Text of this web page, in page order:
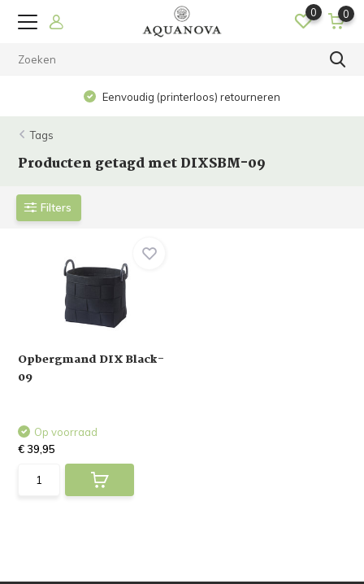
0 0
Eenvoudig (printerloos) retourneren
Tags
Producten getagd met DIXSBM-09
Filters
Opbergmand DIX Black-
09
Op voorraad
€ 39,95